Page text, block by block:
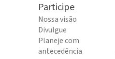
Participe
Nossa visão
Divulgue
Planeje com
antecedência